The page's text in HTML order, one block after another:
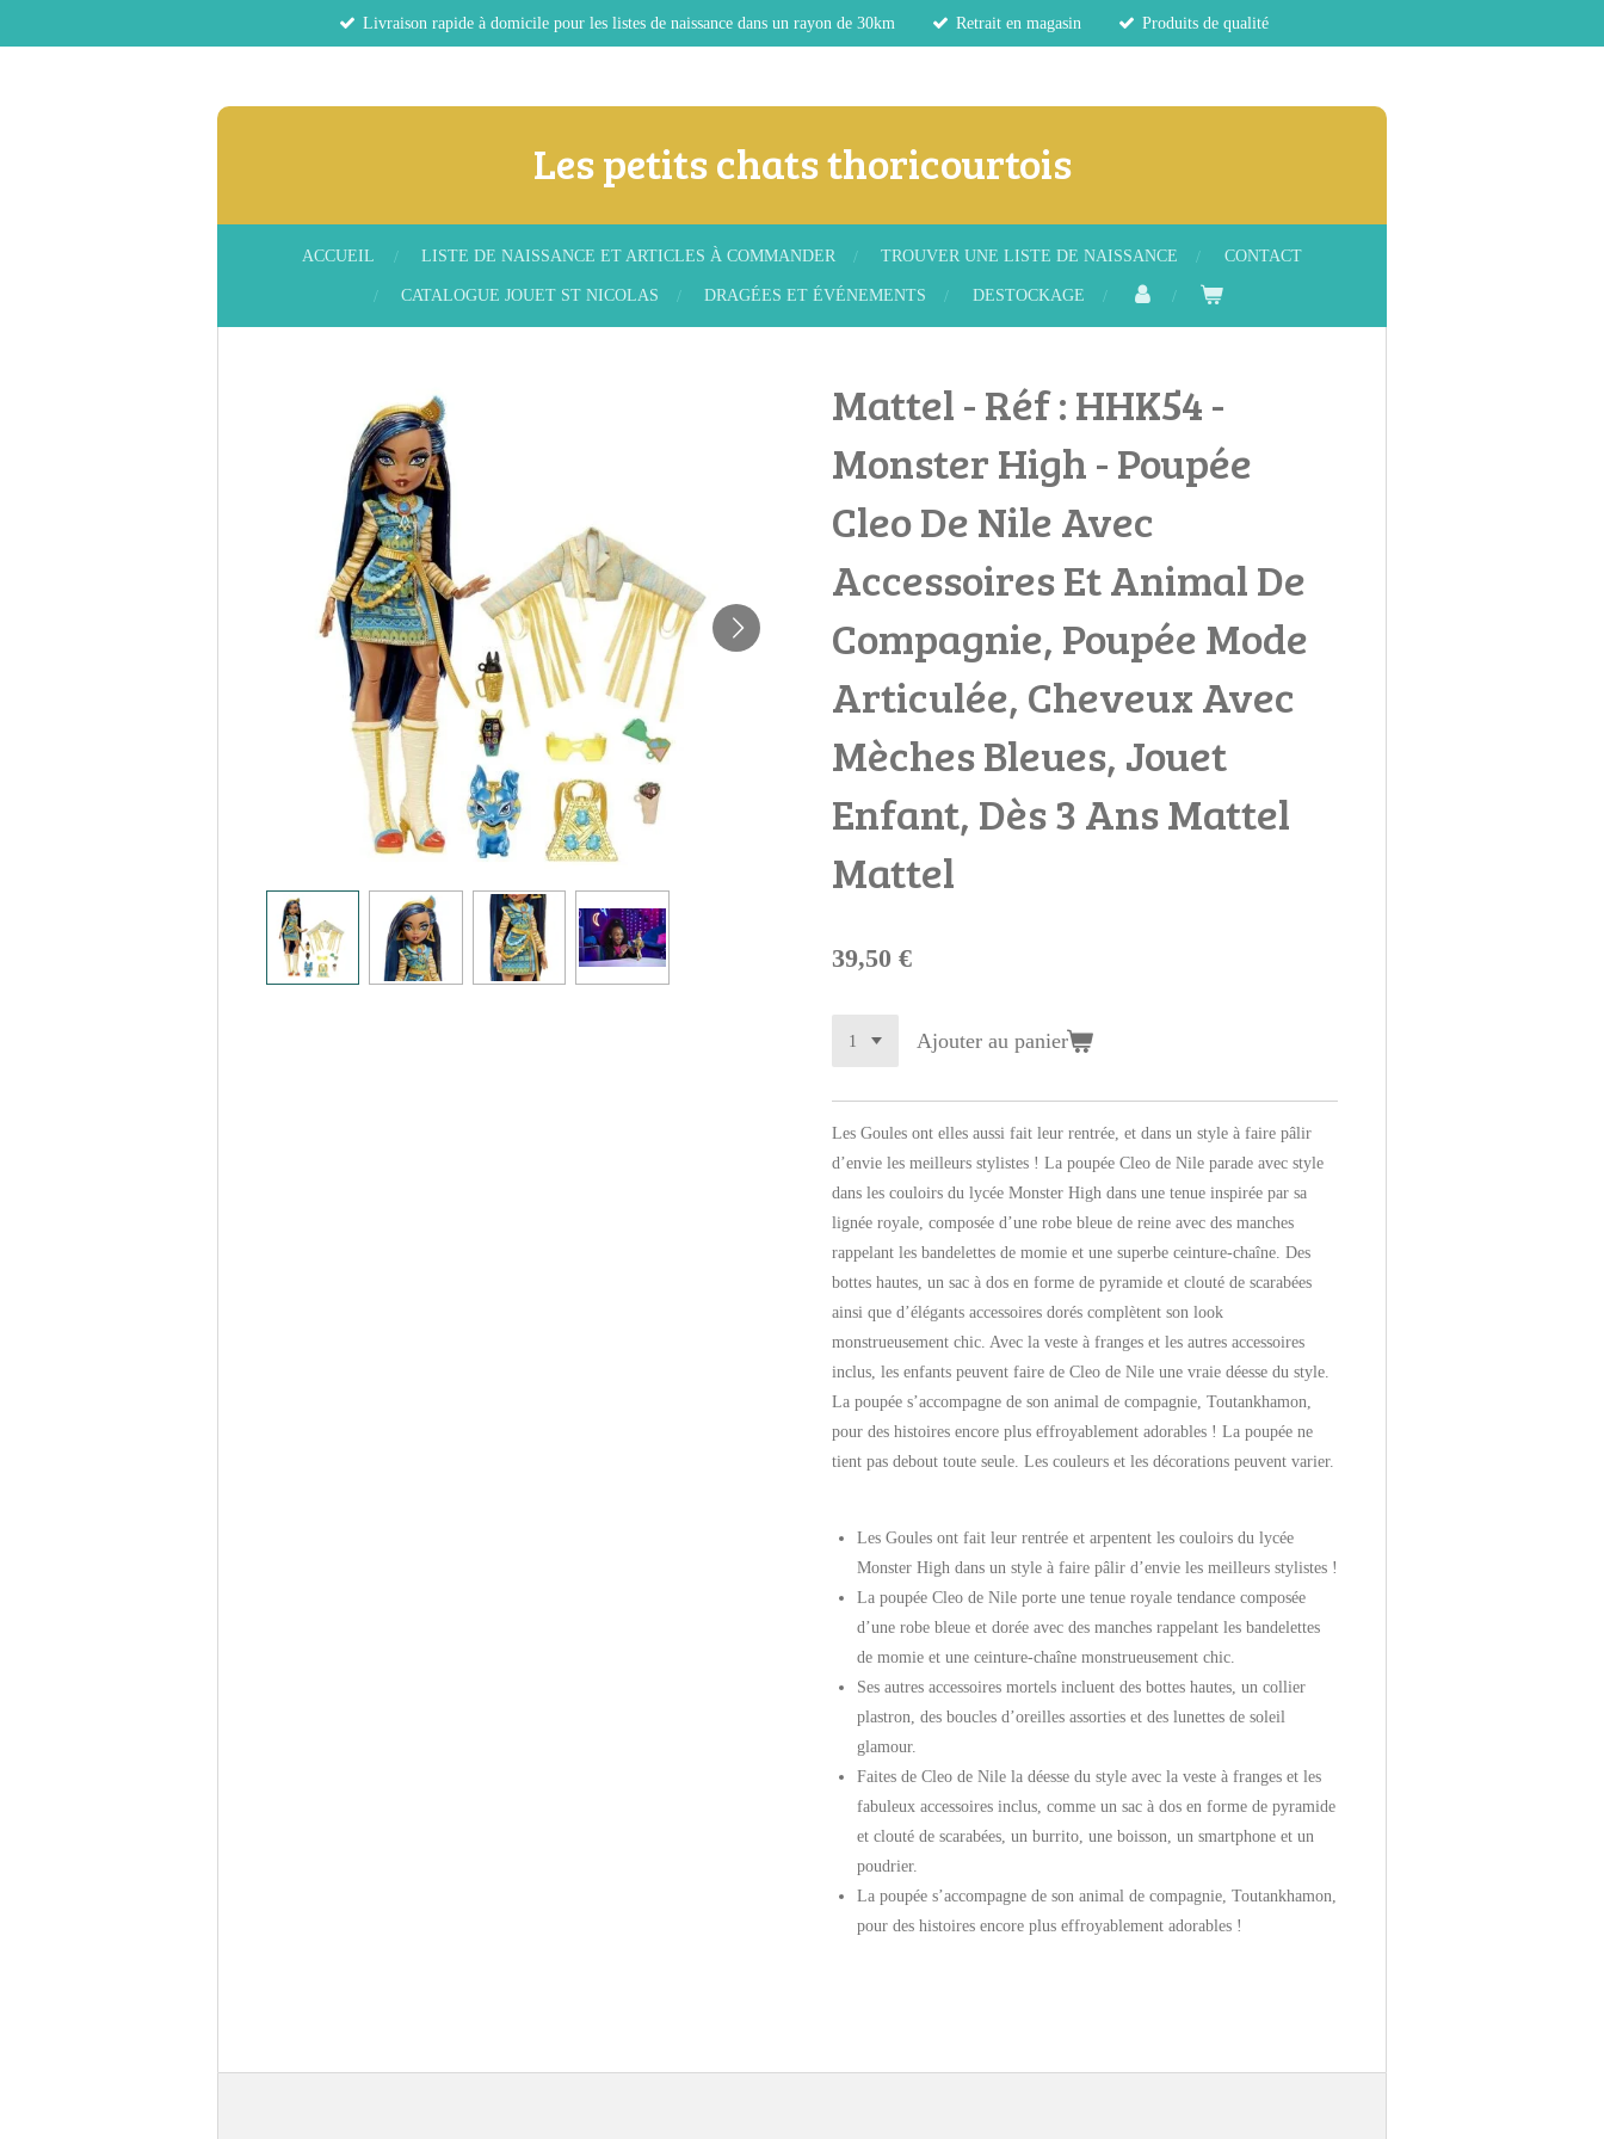
Livraison rapide à domicile pour les listes de naissance dans un rayon de 30km Retrait en magasin Produits de qualité
Les petits chats thoricourtois
ACCUEIL LISTE DE NAISSANCE ET ARTICLES À COMMANDER TROUVER UNE LISTE DE NAISSANCE CONTACT
CATALOGUE JOUET ST NICOLAS DRAGÉES ET ÉVÉNEMENTS DESTOCKAGE
Mattel - Réf : HHK54 -
Monster High - Poupée
Cleo De Nile Avec
Accessoires Et Animal De
Compagnie, Poupée Mode
Articulée, Cheveux Avec
Mèches Bleues, Jouet
Enfant, Dès 3 Ans Mattel
Mattel
39,50 €
Ajouter au panier
Les Goules ont elles aussi fait leur rentrée, et dans un style à faire pâlir
d’envie les meilleurs stylistes ! La poupée Cleo de Nile parade avec style
dans les couloirs du lycée Monster High dans une tenue inspirée par sa
lignée royale, composée d’une robe bleue de reine avec des manches
rappelant les bandelettes de momie et une superbe ceinture-chaîne. Des
bottes hautes, un sac à dos en forme de pyramide et clouté de scarabées
ainsi que d’élégants accessoires dorés complètent son look
monstrueusement chic. Avec la veste à franges et les autres accessoires
inclus, les enfants peuvent faire de Cleo de Nile une vraie déesse du style.
La poupée s’accompagne de son animal de compagnie, Toutankhamon,
pour des histoires encore plus effroyablement adorables ! La poupée ne
tient pas debout toute seule. Les couleurs et les décorations peuvent varier.
Les Goules ont fait leur rentrée et arpentent les couloirs du lycée
Monster High dans un style à faire pâlir d’envie les meilleurs stylistes !
La poupée Cleo de Nile porte une tenue royale tendance composée
d’une robe bleue et dorée avec des manches rappelant les bandelettes
de momie et une ceinture-chaîne monstrueusement chic.
Ses autres accessoires mortels incluent des bottes hautes, un collier
plastron, des boucles d’oreilles assorties et des lunettes de soleil
glamour.
Faites de Cleo de Nile la déesse du style avec la veste à franges et les
fabuleux accessoires inclus, comme un sac à dos en forme de pyramide
et clouté de scarabées, un burrito, une boisson, un smartphone et un
poudrier.
La poupée s’accompagne de son animal de compagnie, Toutankhamon,
pour des histoires encore plus effroyablement adorables !